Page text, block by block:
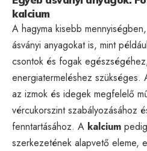
kalcium
A hagyma kisebb
ásványi anyagokat is, mint
csontok és fogak
energiatermeléshez szükséges.
az izmok és idegek megfelelő
vércukorszint szabályozásához
fenntartásához. A kalcium
szerkezetének alapvető eleme,